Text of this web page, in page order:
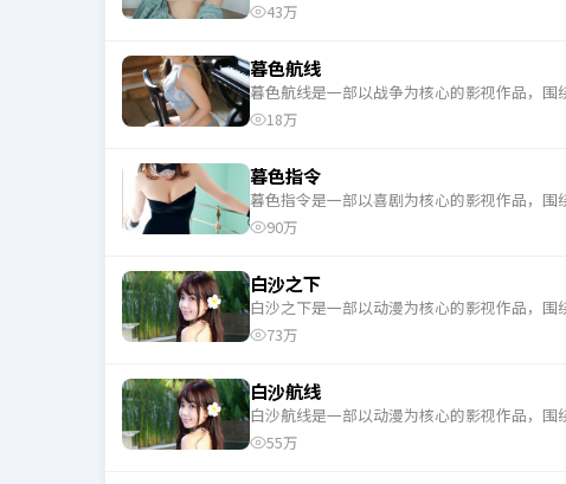
43万
暮色航线
暮色航线是一部以战争为核心的影视作品，围
18万
暮色指令
暮色指令是一部以喜剧为核心的影视作品，围
90万
白沙之下
白沙之下是一部以动漫为核心的影视作品，围
73万
白沙航线
白沙航线是一部以动漫为核心的影视作品，围
55万